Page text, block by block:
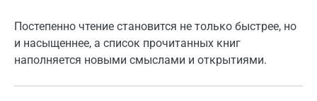
Постепенно чтение становится не только быстрее, но
и насыщеннее, а список прочитанных книг
наполняется новыми смыслами и открытиями.